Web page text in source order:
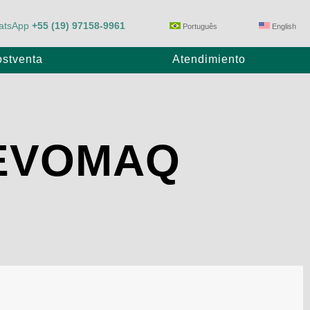
+55 (19) 97158-9961 Português English
Atendimiento